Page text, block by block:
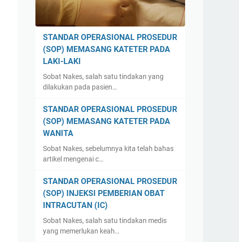
STANDAR OPERASIONAL PROSEDUR
(SOP) MEMASANG KATETER PADA
LAKI-LAKI
Sobat Nakes, salah satu tindakan yang
dilakukan pada pasien…
STANDAR OPERASIONAL PROSEDUR
(SOP) MEMASANG KATETER PADA
WANITA
Sobat Nakes, sebelumnya kita telah bahas
artikel mengenai c…
STANDAR OPERASIONAL PROSEDUR
(SOP) INJEKSI PEMBERIAN OBAT
INTRACUTAN (IC)
Sobat Nakes, salah satu tindakan medis
yang memerlukan keah…